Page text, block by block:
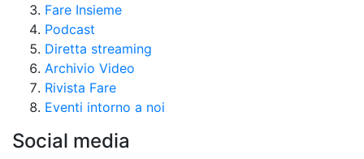
Fare Insieme
Podcast
Diretta streaming
Archivio Video
Rivista Fare
Eventi intorno a noi
Social media